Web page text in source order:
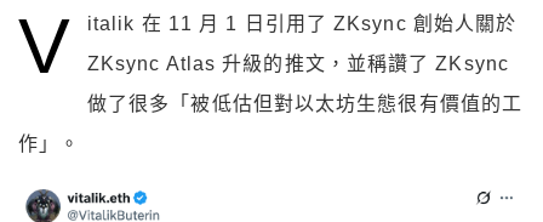
V
italik 在 11 月 1 日引用了 ZKsync 創始人關於
ZKsync Atlas 升級的推文，並稱讚了 ZKsync
做了很多「被低估但對以太坊生態很有價值的工
作」。